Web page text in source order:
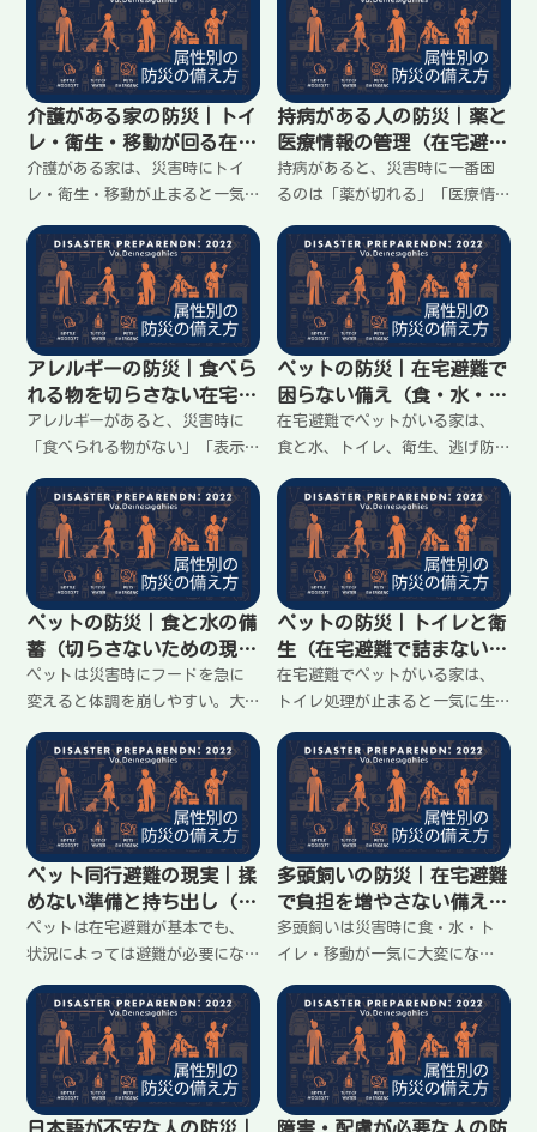
が来るなど、よくある場面で安
全を落とさないコツを整理。怖
がらせず、今日決められること
だけに絞ってまとめます。
が崩れない順番を先に決めるこ
と。家に留まる前提で、服薬管
理、動き方、困りやすい場面の
対策をわかりやすくまとめま
す。
介護がある家の防災｜トイ
レ・衛生・移動が回る在宅
避難の準備
介護がある家は、災害時にトイ
レ・衛生・移動が止まると一気
えを増やすことより、介助が続
く形を先に作ること。家に留ま
る前提で、最低限の決め事と置
き場所、困りやすい場面の対策
を整理します。
持病がある人の防災｜薬と
医療情報の管理（在宅避難
で困らない準備）
持病があると、災害時に一番困
るのは「薬が切れる」「医療情
先に頼れない」こと。備えを増
やすより、薬の置き場所と情報
のまとめ方を決めておくと安
心。家に留まる前提で、今日で
きる最小の準備を整理します。
アレルギーの防災｜食べら
れる物を切らさない在宅避
難の備え方
アレルギーがあると、災害時に
「食べられる物がない」「表示
になる。大事なのは備蓄を増や
すことより、食べられる物を決
めて、置き場所と共有ルールを
作ること。家に留まる前提で、
今日できる最小の準備を整理し
ます。
ペットの防災｜在宅避難で
困らない備え（食・水・ト
イレ・逃げ防止）
在宅避難でペットがいる家は、
食と水、トイレ、衛生、逃げ防
増やすより、いつもの世話が止
まらない形を作ること。家に留
まる前提で、最低限の準備と、
今日決められることをまとめま
す。
ペットの防災｜食と水の備
蓄（切らさないための現実
ライン）
ペットは災害時にフードを急に
変えると体調を崩しやすい。大
ものフードを切らさない仕組み
を作ること。断水時の飲み水の
考え方も含め、在宅避難前提で
分かりやすく整理します。
ペットの防災｜トイレと衛
生（在宅避難で詰まない準
備）
在宅避難でペットがいる家は、
トイレ処理が止まると一気に生
付け、ゴミの置き場が問題にな
る。大事なのは量より「処理で
きる流れ」を作ること。家に留
まる前提で、最低限の整え方を
整理します。
ペット同行避難の現実｜揉
めない準備と持ち出し（在
宅→避難の切り替え）
ペットは在宅避難が基本でも、
状況によっては避難が必要にな
る？」「どこまで準備する？」
「パニックで逃げる」など。大
事なのは完璧より、迷わない最
低限を決めること。同行避難の
現実と準備を整理します。
多頭飼いの防災｜在宅避難
で負担を増やさない備え方
（食・トイレ・避難）
多頭飼いは災害時に食・水・ト
イレ・移動が一気に大変にな
ことより、作業が増えない形に
整えること。家に留まる前提
で、置き場所の決め方、処理の
流れ、避難時の動き方をわかり
やすくまとめます。